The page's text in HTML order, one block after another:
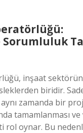
inşaat
biridir.
zamanda bir
tamamlanması
rol oynar. Bu